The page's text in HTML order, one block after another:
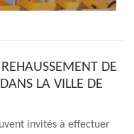
DE
LA VILLE DE
invités à effectuer